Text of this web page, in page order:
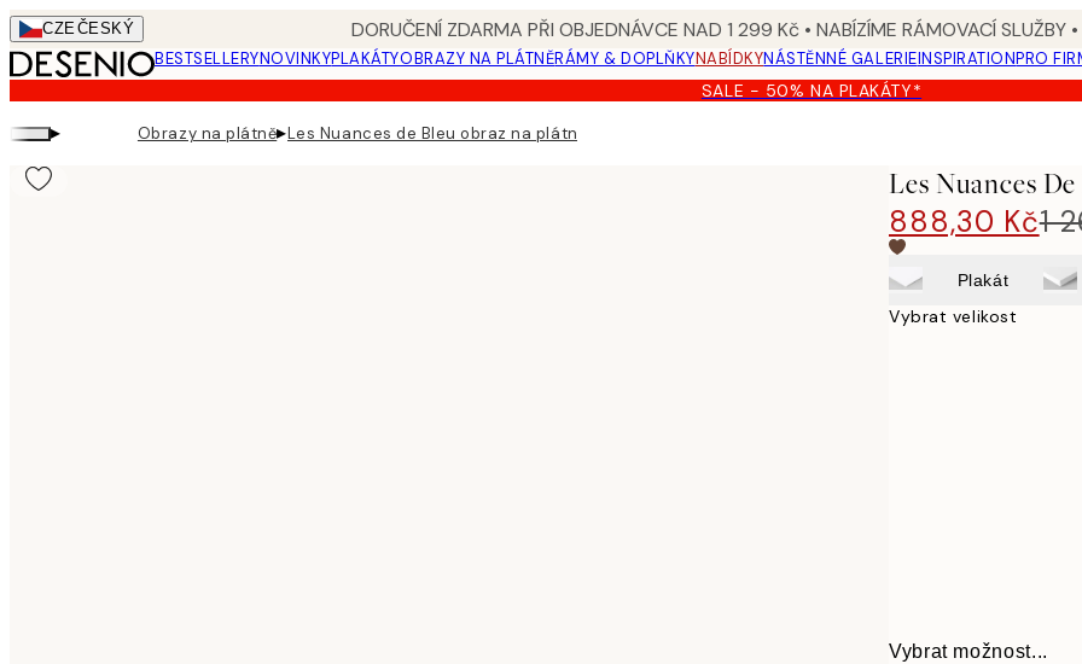
Skip
to
main
content.
CZEČESKÝ DORUČENÍ ZDARMA PŘI OBJEDNÁVCE NAD 1 299 Kč • NABÍZÍME RÁMOVACÍ SLUŽBY
BESTSELLERYNOVINKYPLAKÁTYOBRAZY NA PLÁTNĚRÁMY & DOPLŇKYNABÍDKYNÁSTĚNNÉ GALERIEINSPIRATIONPRO
SALE - 50% NA PLAKÁTY*
▸ Obrazy na plátně▸Les Nuances de Bleu obraz na plátně
Les Nuances
888,30 Kč1
Plakát
Vybrat velikost
Vybrat možnost...